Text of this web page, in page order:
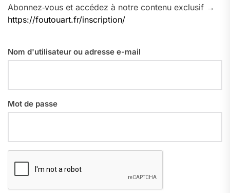
Abonnez‑vous et accédez à notre contenu exclusif →
https://foutouart.fr/inscription/
Nom d'utilisateur ou adresse e-mail
Mot de passe